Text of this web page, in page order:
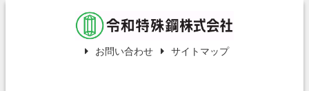
お問い合わせ サイトマップ